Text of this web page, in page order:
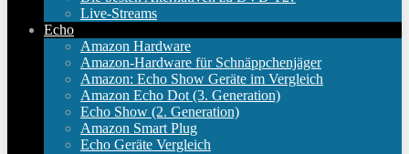
Live-Streams
Echo
Amazon Hardware
Amazon-Hardware für Schnäppchenjäger
Amazon: Echo Show Geräte im Vergleich
Amazon Echo Dot (3. Generation)
Echo Show (2. Generation)
Amazon Smart Plug
Echo Geräte Vergleich